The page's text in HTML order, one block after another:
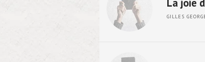
La joie
GILLES